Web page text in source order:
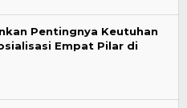
Pentingnya Keutuhan
Empat Pilar di